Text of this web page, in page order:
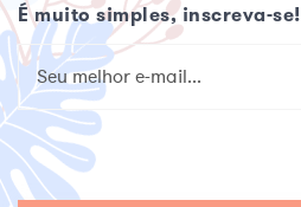
É muito simples, inscreva-se!